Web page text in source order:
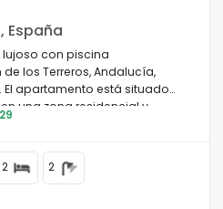
España
con piscina
los Terreros, Andalucía,
apartamento está situado
una zona residencial y
y a 100 m de la
2 2